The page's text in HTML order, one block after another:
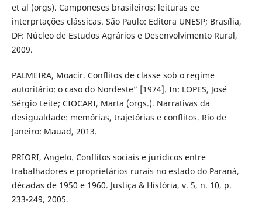
et al (orgs). Camponeses brasileiros: leituras ee
interprtações clássicas. São Paulo: Editora UNESP; Brasília,
DF: Núcleo de Estudos Agrários e Desenvolvimento Rural,
2009.
PALMEIRA, Moacir. Conflitos de classe sob o regime
autoritário: o caso do Nordeste” [1974]. In: LOPES, José
Sérgio Leite; CIOCARI, Marta (orgs.). Narrativas da
desigualdade: memórias, trajetórias e conflitos. Rio de
Janeiro: Mauad, 2013.
PRIORI, Angelo. Conflitos sociais e jurídicos entre
trabalhadores e proprietários rurais no estado do Paraná,
décadas de 1950 e 1960. Justiça & História, v. 5, n. 10, p.
233-249, 2005.